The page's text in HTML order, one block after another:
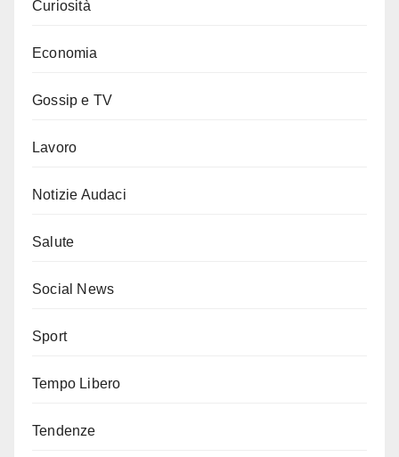
Curiosità
Economia
Gossip e TV
Lavoro
Notizie Audaci
Salute
Social News
Sport
Tempo Libero
Tendenze